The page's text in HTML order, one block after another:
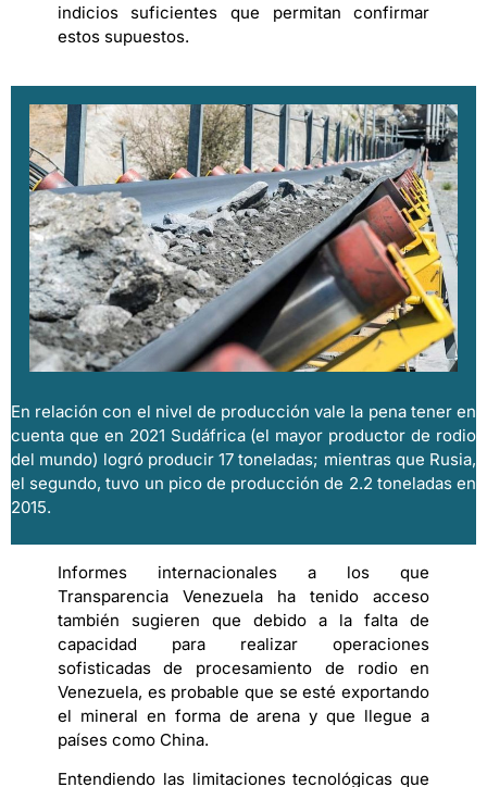
indicios suficientes que permitan confirmar
estos supuestos.
En relación con el nivel de producción vale la pena tener en
cuenta que en 2021 Sudáfrica (el mayor productor de rodio
del mundo) logró producir 17 toneladas; mientras que Rusia,
el segundo, tuvo un pico de producción de 2.2 toneladas en
2015.
Informes internacionales a los que
Transparencia Venezuela ha tenido acceso
también sugieren que debido a la falta de
capacidad para realizar operaciones
sofisticadas de procesamiento de rodio en
Venezuela, es probable que se esté exportando
el mineral en forma de arena y que llegue a
países como China.
Entendiendo las limitaciones tecnológicas que